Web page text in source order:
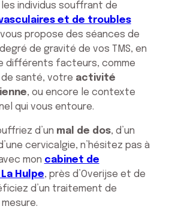
individus souffrant de
et de troubles
propose des séances de
de gravité de vos TMS, en
différents facteurs, comme
santé, votre activité
, ou encore le contexte
qui vous entoure.
d’un mal de dos, d’un
cervicalgie, n’hésitez pas à
mon cabinet de
Hulpe, près d’Overijse et de
d’un traitement de